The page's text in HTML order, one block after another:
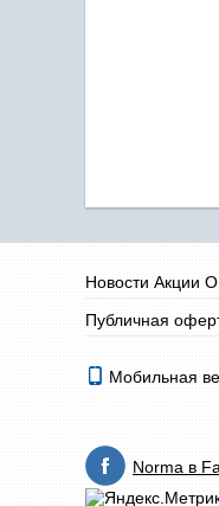
Новости Акции О
Публичная
Мобильная
Norma в